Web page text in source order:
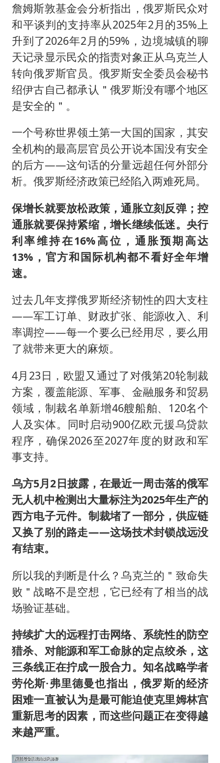
詹姆斯敦基金会分析指出，俄罗斯民众对
和平谈判的支持率从2025年2月的35%上
升到了2026年2月的59%，边境城镇的聊
天记录显示民众的指责对象正从乌克兰人
转向俄罗斯官员。俄罗斯安全委员会秘书
绍伊古自己都承认＂俄罗斯没有哪个地区
是安全的＂。
一个号称世界领土第一大国的国家，其安
全机构的最高层官员公开说本国没有安全
的后方——这句话的分量远超任何外部分
析。俄罗斯经济政策已经陷入两难死局。
保增长就要放松政策，通胀立刻反弹；控
通胀就要保持紧缩，增长继续低迷。央行
利率维持在16%高位，通胀预期高达
13%，官方和国际机构都不看好全年增
速。
过去几年支撑俄罗斯经济韧性的四大支柱
——军工订单、财政扩张、能源收入、利
率调控——每一个要么已经用尽，要么用
了就带来更大的麻烦。
4月23日，欧盟又通过了对俄第20轮制裁
方案，覆盖能源、军事、金融服务和贸易
领域，制裁名单新增46艘船舶、120名个
人及实体。同时启动900亿欧元援乌贷款
程序，确保2026至2027年度的财政和军
事支持。
乌方5月2日披露，在最近一周击落的俄军
无人机中检测出大量标注为2025年生产的
西方电子元件。制裁堵了一部分，供应链
又换了别的路走——这场技术封锁战远没
有结束。
所以我的判断是什么？乌克兰的＂致命失
败＂战略不是空想，它已经有了相当的战
场验证基础。
持续扩大的远程打击网络、系统性的防空
猎杀、对能源和军工命脉的定点绞杀，这
三条线正在拧成一股合力。知名战略学者
劳伦斯·弗里德曼也指出，俄罗斯的经济
困难一直被认为是最可能迫使克里姆林宫
重新思考的因素，而这些问题正在变得越
来越严重。